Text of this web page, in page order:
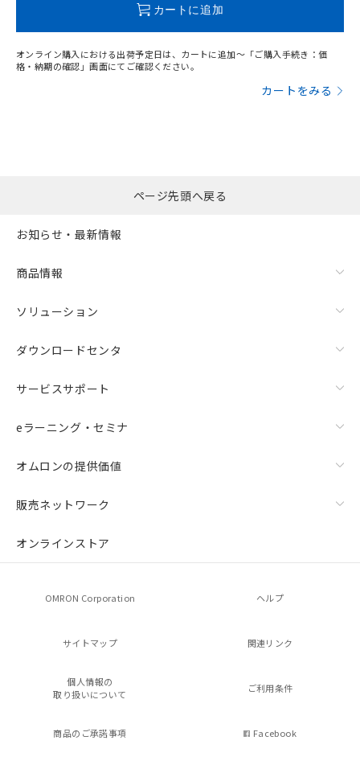
カートに追加
オンライン購入における出荷予定日は、カートに追加～「ご購入手続き：価
格・納期の確認」画面にてご確認ください。
カートをみる
ページ先頭へ戻る
お知らせ・最新情報
商品情報
ソリューション
ダウンロードセンタ
サービスサポート
eラーニング・セミナ
オムロンの提供価値
販売ネットワーク
オンラインストア
OMRON Corporation ヘルプ
サイトマップ 関連リンク
個人情報の
取り扱いについて
ご利用条件
商品のご承諾事項 Facebook